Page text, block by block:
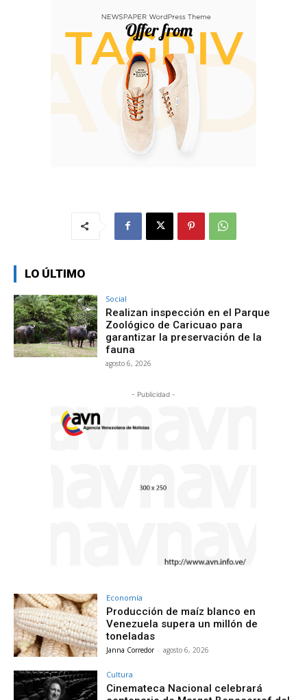
LO ÚLTIMO
Social
Realizan inspección en el Parque
Zoológico de Caricuao para
garantizar la preservación de la
fauna
agosto 6, 2026
- Publicidad -
Economía
Producción de maíz blanco en
Venezuela supera un millón de
toneladas
Janna Corredor - agosto 6, 2026
Cultura
Cinemateca Nacional celebrará